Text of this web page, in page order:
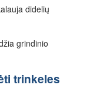
didelių
grindinio
trinkeles